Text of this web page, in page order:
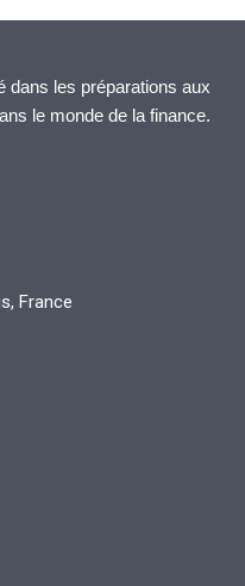
dans les préparations aux
le monde de la finance.
France